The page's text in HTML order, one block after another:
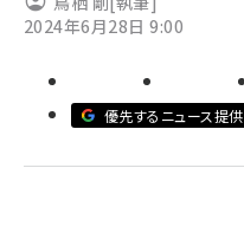
revico (746)
2024年6月28日 9:00
優先するニュース提